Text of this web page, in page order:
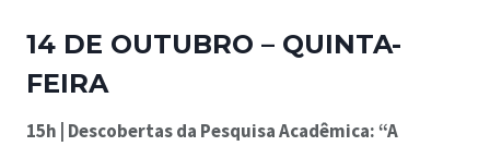
14 DE OUTUBRO – QUINTA-
FEIRA
15h | Descobertas da Pesquisa Acadêmica:“A